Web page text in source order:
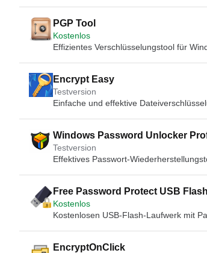
PGP Tool
Kostenlos
Effizientes Verschlüsselungstool für
Encrypt Easy
Testversion
Einfache und effektive
Windows Password Unlocker
Testversion
Effektives Passwort-
Free Password Protect USB
Kostenlos
Kostenlosen USB-Flash-Laufwerk mit
EncryptOnClick